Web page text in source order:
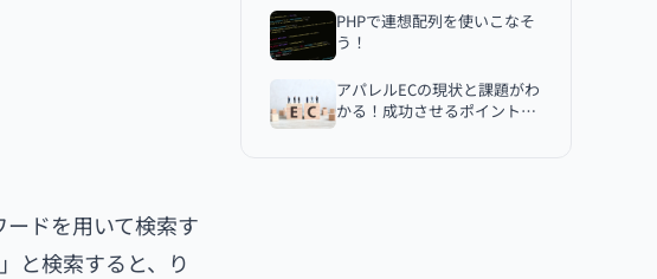
ドを用いて検索す
と検索すると、り
キーは変更不可能な型
順番は保持されない
まとめ
PHPで連想配列を使いこなそ
う！
アパレルECの現状と課題がわ
かる！成功させるポイントも